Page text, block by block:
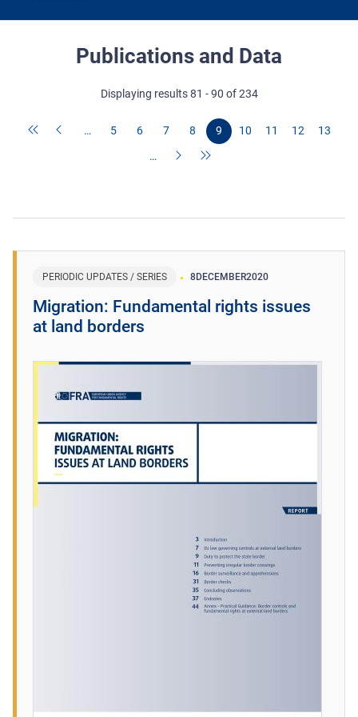
Publications and Data
Displaying results 81 - 90 of 234
… 5 6 7 8 9 10 11 12
13
…
PERIODIC UPDATES / SERIES 8DECEMBER2020
Migration: Fundamental rights issues
at land borders